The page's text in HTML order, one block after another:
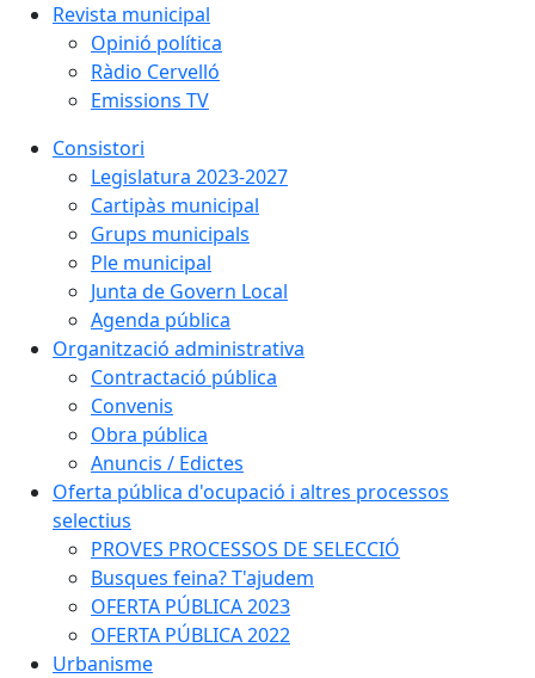
Revista municipal
Opinió política
Ràdio Cervelló
Emissions TV
Consistori
Legislatura 2023-2027
Cartipàs municipal
Grups municipals
Ple municipal
Junta de Govern Local
Agenda pública
Organització administrativa
Contractació pública
Convenis
Obra pública
Anuncis / Edictes
Oferta pública d'ocupació i altres processos
selectius
PROVES PROCESSOS DE SELECCIÓ
Busques feina? T'ajudem
OFERTA PÚBLICA 2023
OFERTA PÚBLICA 2022
Urbanisme